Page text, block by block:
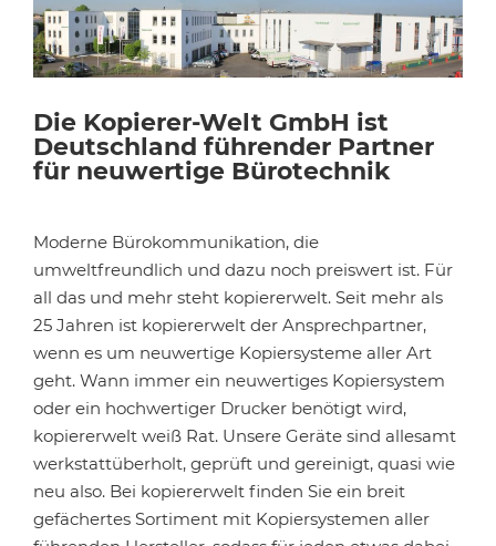
Die Kopierer-Welt GmbH ist
Deutschland führender Partner
für neuwertige Bürotechnik
Moderne Bürokommunikation, die
umweltfreundlich und dazu noch preiswert ist. Für
all das und mehr steht kopiererwelt. Seit mehr als
25 Jahren ist kopiererwelt der Ansprechpartner,
wenn es um neuwertige Kopiersysteme aller Art
geht. Wann immer ein neuwertiges Kopiersystem
oder ein hochwertiger Drucker benötigt wird,
kopiererwelt weiß Rat. Unsere Geräte sind allesamt
werkstattüberholt, geprüft und gereinigt, quasi wie
neu also. Bei kopiererwelt finden Sie ein breit
gefächertes Sortiment mit Kopiersystemen aller